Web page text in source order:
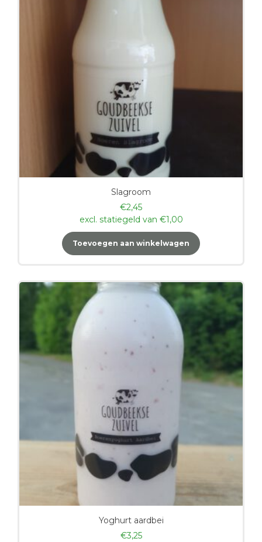
Slagroom
€2,45
excl. statiegeld van €1,00
Toevoegen aan winkelwagen
Yoghurt aardbei
€3,25